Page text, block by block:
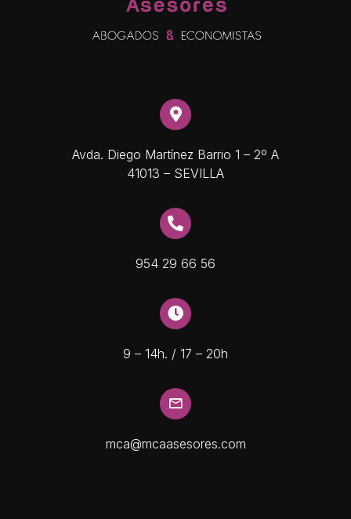
Avda. Diego Martínez Barrio 1 – 2º A
41013 – SEVILLA
954 29 66 56
9 – 14h. / 17 – 20h
mca@mcaasesores.com